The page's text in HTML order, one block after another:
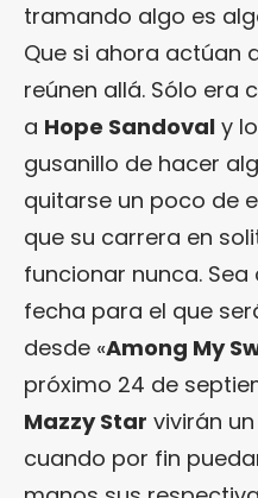
tramando algo es
Que si ahora actúan
reúnen allá. Sólo era
a Hope Sandoval y
gusanillo de hacer
quitarse un poco de
que su carrera en
funcionar nunca.
fecha para el que
desde «Among My
próximo 24 de
Mazzy Star vivirán
cuando por fin